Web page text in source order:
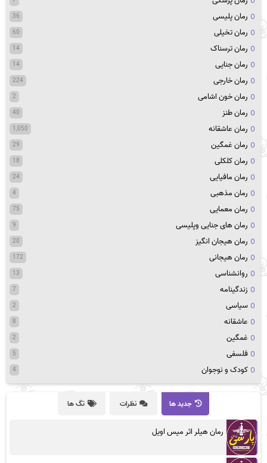
رمان پلیسی 36
رمان تخیلی 60
رمان ترسناک 14
رمان جنایی 14
رمان خارجی 224
رمان خون اشامی 2
رمان طنز 40
رمان عاشقانه 1,050
رمان غمگین 29
رمان کلکلی 18
رمان مافیایی 24
رمان مذهبی 4
رمان معمایی 75
رمان های جنایی وپلیسی 9
رمان هیجان انگیز 20
رمان هیجانی 172
روانشناسی 13
زندگینامه 7
سیاسی 2
عاشقانه 8
غمگین 2
فلسفی 5
کودک و نوجوان 4
جدید ها نظرات تگ ها
رمان هیلر اثر میس اویل